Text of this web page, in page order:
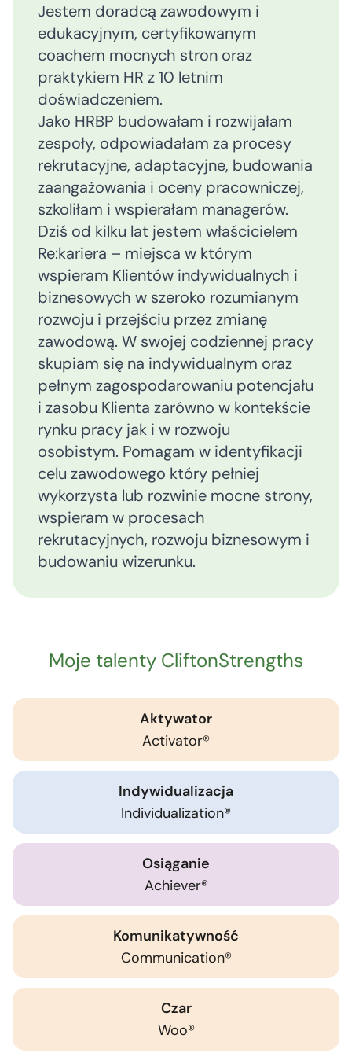
Jestem doradcą zawodowym i
edukacyjnym, certyfikowanym
coachem mocnych stron oraz
praktykiem HR z 10 letnim
doświadczeniem.
Jako HRBP budowałam i rozwijałam
zespoły, odpowiadałam za procesy
rekrutacyjne, adaptacyjne, budowania
zaangażowania i oceny pracowniczej,
szkoliłam i wspierałam managerów.
Dziś od kilku lat jestem właścicielem
Re:kariera – miejsca w którym
wspieram Klientów indywidualnych i
biznesowych w szeroko rozumianym
rozwoju i przejściu przez zmianę
zawodową. W swojej codziennej pracy
skupiam się na indywidualnym oraz
pełnym zagospodarowaniu potencjału
i zasobu Klienta zarówno w kontekście
rynku pracy jak i w rozwoju
osobistym. Pomagam w identyfikacji
celu zawodowego który pełniej
wykorzysta lub rozwinie mocne strony,
wspieram w procesach
rekrutacyjnych, rozwoju biznesowym i
budowaniu wizerunku.
Moje talenty CliftonStrengths
Aktywator
Activator®
Indywidualizacja
Individualization®
Osiąganie
Achiever®
Komunikatywność
Communication®
Czar
Woo®